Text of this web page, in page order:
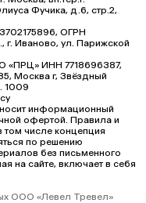
Фучика, д.6, стр.2,
ОГРН
г. Иваново, ул. Парижской
«ПРЦ» ИНН 7718696387,
Москва г, Звёздный
1009
информационный
офертой. Правила и
том числе концепция
по решению
без письменного
на сайте, включает в себя
ООО «Левел Тревел»